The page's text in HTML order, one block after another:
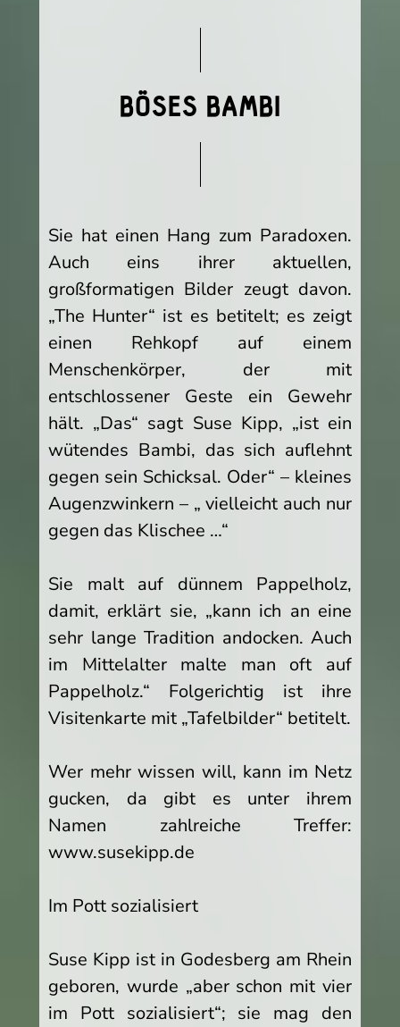
BÖSES BAMBI
Sie hat einen Hang zum Paradoxen.
Auch eins ihrer aktuellen,
großformatigen Bilder zeugt davon.
„The Hunter“ ist es betitelt; es zeigt
einen Rehkopf auf einem
Menschenkörper, der mit
entschlossener Geste ein Gewehr
hält. „Das“ sagt Suse Kipp, „ist ein
wütendes Bambi, das sich auflehnt
gegen sein Schicksal. Oder“ – kleines
Augenzwinkern – „ vielleicht auch nur
gegen das Klischee …“
Sie malt auf dünnem Pappelholz,
damit, erklärt sie, „kann ich an eine
sehr lange Tradition andocken. Auch
im Mittelalter malte man oft auf
Pappelholz.“ Folgerichtig ist ihre
Visitenkarte mit „Tafelbilder“ betitelt.
Wer mehr wissen will, kann im Netz
gucken, da gibt es unter ihrem
Namen zahlreiche Treffer:
www.susekipp.de
Im Pott sozialisiert
Suse Kipp ist in Godesberg am Rhein
geboren, wurde „aber schon mit vier
im Pott sozialisiert“; sie mag den